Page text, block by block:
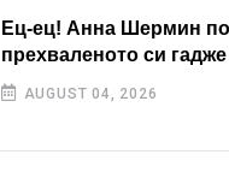
Ец-ец! Анна Шермин
прехваленото си
AUGUST 04, 2026